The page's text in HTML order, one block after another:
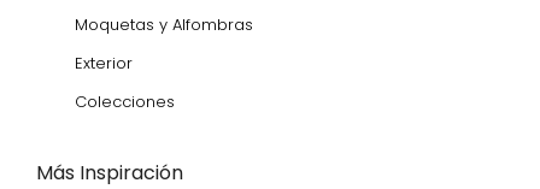
Moquetas y Alfombras
Exterior
Colecciones
Más Inspiración